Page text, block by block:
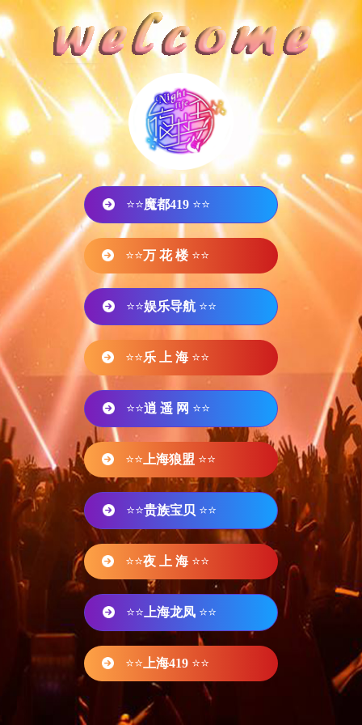
⭐⭐魔都419 ⭐⭐
⭐⭐万 花 楼 ⭐⭐
⭐⭐娱乐导航 ⭐⭐
⭐⭐乐 上 海 ⭐⭐
⭐⭐逍 遥 网 ⭐⭐
⭐⭐ 上海狼盟 ⭐⭐
⭐⭐贵族宝贝 ⭐⭐
⭐⭐夜 上 海 ⭐⭐
⭐⭐ 上海龙凤 ⭐⭐
⭐⭐ 上海419 ⭐⭐